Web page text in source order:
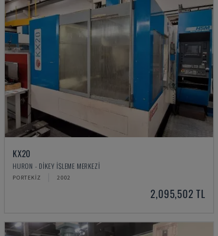
KX20
HURON - DIKEY İŞLEME MERKEZI
PORTEKIZ 2002
2,095,502 TL